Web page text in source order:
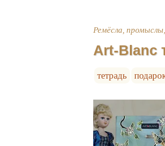
Ремёсла,
Art-Blanc
тетрадь